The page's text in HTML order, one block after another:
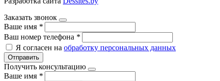
Заказать звонок
Ваше имя *
Ваш номер телефона *
Я согласен на обработку персональных данных
Отправить
Получить консультацию
Ваше имя *